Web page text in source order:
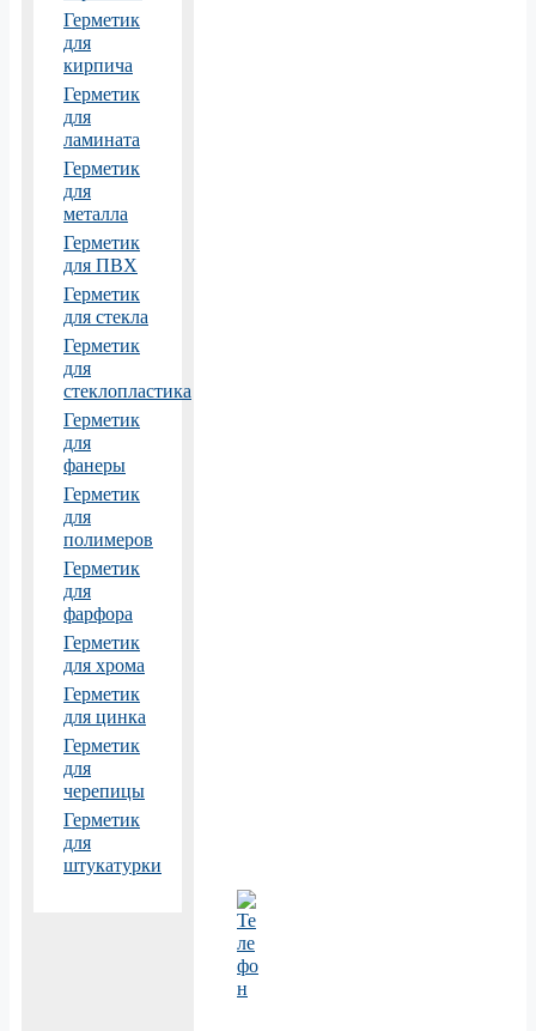
Герметик
для
кирпича
Герметик
для
ламината
Герметик
для
металла
Герметик
для ПВХ
Герметик
для стекла
Герметик
для
стеклопластика
Герметик
для
фанеры
Герметик
для
полимеров
Герметик
для
фарфора
Герметик
для хрома
Герметик
для цинка
Герметик
для
черепицы
Герметик
для
штукатурки